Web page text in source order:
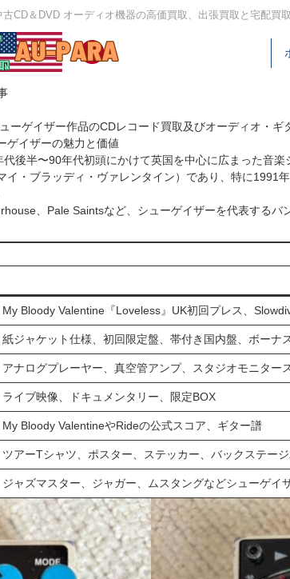
CD＆DVD オーディオ機器の高価買取、出張買取と宅配買取
ーゲイザー作品のCDレコード買取及びオーディオ・ギ
ゲイザーの魅力と価値
後半〜90年代初頭にかけて英国を中心に広まった音
イ・ブラッディ・ヴァレンタイン）であり、特に
、Pale Saintsなど、シューゲイザーを代表する
My Bloody Valentine『Loveless』UK初回プレス、
紙ジャケット仕様、初回限定盤、帯付き国内盤、ボーナ
アナログプレーヤー、真空管アンプ、スタジオモニター
ライブ映像、ドキュメンタリー、限定BOX
My Bloody ValentineやRideの公式スコア、ギター譜
ツアーTシャツ、ポスター、ステッカー、バックステー
ジャズマスター、ジャガー、ムスタングなどシューゲイ